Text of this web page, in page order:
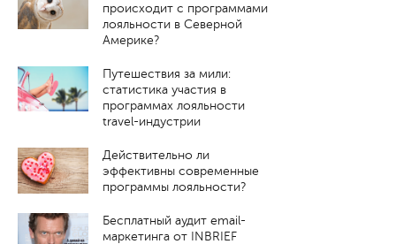
происходит с программами
лояльности в Северной
Америке?
Путешествия за мили:
статистика участия в
программах лояльности
travel-индустрии
Действительно ли
эффективны современные
программы лояльности?
Бесплатный аудит email-
маркетинга от INBRIEF